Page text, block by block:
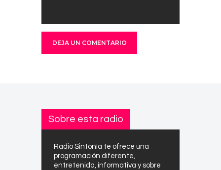
Sobre esta radio
Radio Sintonía te ofrece una
programación diferente,
entretenida, informativa y sobre